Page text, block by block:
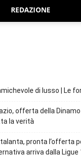
REDAZIONE
di lusso | Le
offerta della
la verità
pronta l’offerta
arriva dalla Ligue